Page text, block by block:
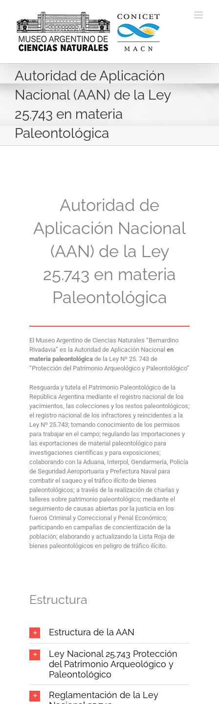
content
Autoridad de Aplicación
Nacional (AAN) de la Ley
25.743 en materia
Paleontológica
Autoridad de
Aplicación Nacional
(AAN) de la Ley
25.743 en materia
Paleontológica
El Museo Argentino de Ciencias Naturales “Bernardino
Rivadavia” es la Autoridad de Aplicación Nacional en
materia paleontológica de la Ley Nº 25. 743 de
“Protección del Patrimonio Arqueológico y Paleontológico”
Resguarda y tutela el Patrimonio Paleontológico de la
República Argentina mediante el registro nacional de los
yacimientos, las colecciones y los restos paleontológicos;
el registro nacional de los infractores y reincidentes a la
Ley Nº 25.743; tomando conocimiento de los permisos
para trabajar en el campo; regulando las importaciones y
las exportaciones de material paleontológico para
investigaciones científicas y para exposiciones;
colaborando con la Aduana, Interpol, Gendarmería, Policía
de Seguridad Aeroportuaria y Prefectura Naval para
combatir el saqueo y el tráfico ilícito de bienes
paleontológicos; a través de la realización de charlas y
talleres sobre patrimonio paleontológico; mediante el
seguimiento de causas abiertas por la justicia en los
fueros Criminal y Correccional y Penal Económico;
participando en campañas de concientización de la
población; elaborando y actualizando la Lista Roja de
bienes paleontológicos en peligro de tráfico ilícito.
Estructura
Estructura de la AAN
Ley Nacional 25.743 Protección
del Patrimonio Arqueológico y
Paleontológico
Reglamentación de la Ley